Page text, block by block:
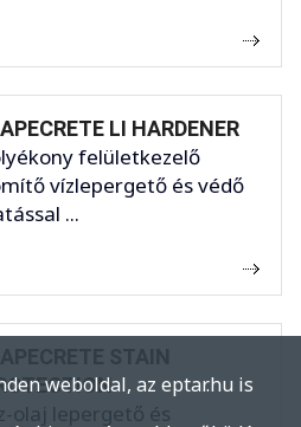
LI HARDENER
felületkezelő
vízlepergető és védő
...
olaj lepergető és
weboldal, az eptar.hu is